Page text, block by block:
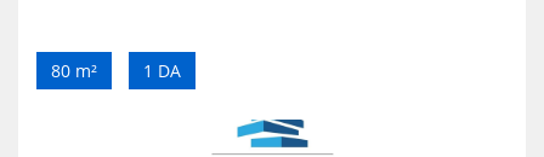
80 m² 1 DA